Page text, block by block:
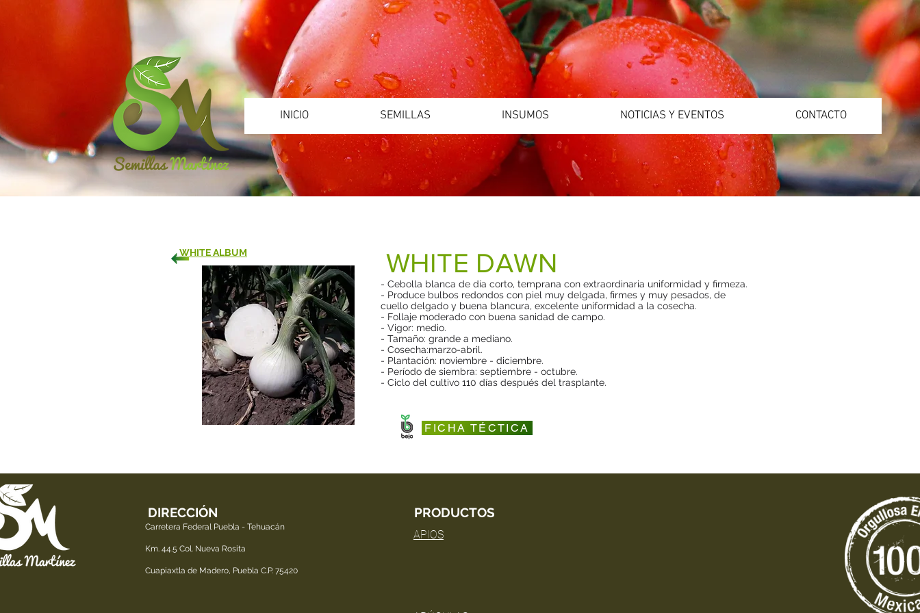
INICIO SEMILLAS INSUMOS NOTICIAS Y EVENTOS CONTACTO
WHITE ALBUM WHITE DAWN
- Cebolla blanca de día corto, temprana con extraordinaria uniformidad y firmeza.
- Produce bulbos redondos con piel muy delgada, firmes y muy pesados, de
cuello delgado y buena blancura, excelente uniformidad a la cosecha.
- Follaje moderado con buena sanidad de campo.
- Vigor: medio.
- Tamaño: grande a mediano.
- Cosecha:marzo-abril.
- Plantación: noviembre - diciembre.
- Período de siembra: septiembre - octubre.
- Ciclo del cultivo 110 días después del trasplante.
FICHA TÉCTICA
DIRECCIÓN
Carretera Federal Puebla - Tehuacán
Km. 44.5 Col. Nueva Rosita
Cuapiaxtla de Madero, Puebla C.P. 75420
PRODUCTOS
APIOS